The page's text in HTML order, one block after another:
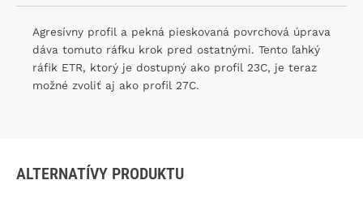
Agresívny profil a pekná pieskovaná povrchová úprava
dáva tomuto ráfku krok pred ostatnými. Tento ľahký
ráfik ETR, ktorý je dostupný ako profil 23C, je teraz
možné zvoliť aj ako profil 27C.
ALTERNATÍVY PRODUKTU